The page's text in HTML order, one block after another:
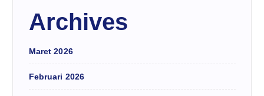
Archives
Maret 2026
Februari 2026